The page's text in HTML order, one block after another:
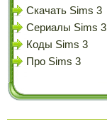
Скачать Sims 3
Сериалы Sims 3
Коды Sims 3
Про Sims 3